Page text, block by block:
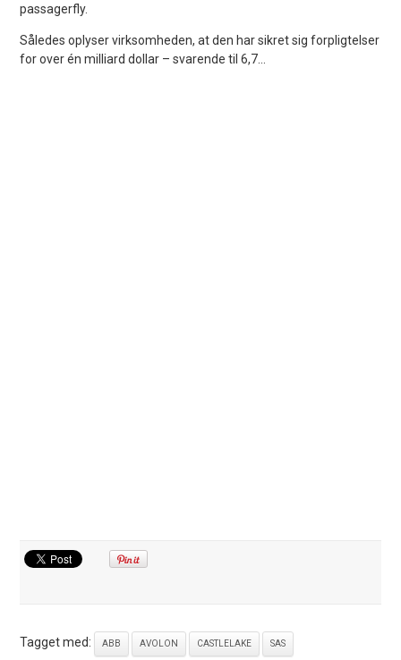
passagerfly.
Således oplyser virksomheden, at den har sikret sig forpligtelser
for over én milliard dollar – svarende til 6,7...
Tagget med: ABB AVOLON CASTLELAKE SAS